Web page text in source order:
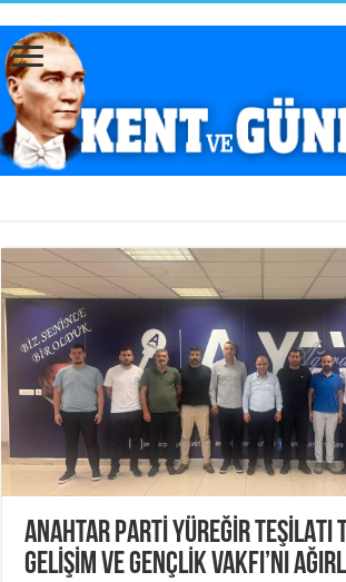
ANAHTAR PARTİ YÜREĞİR TEŞİLATI
GELİŞİM VE GENÇLİK VAKFI’NI